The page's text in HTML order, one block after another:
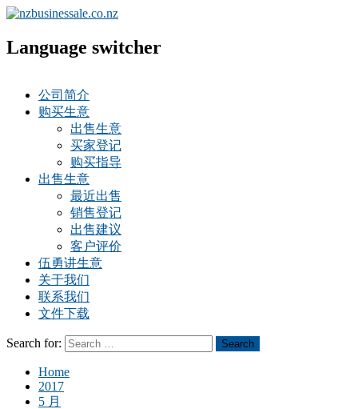
Language switcher
公司简介
购买生意
出售生意
买家登记
购买指导
出售生意
最近出售
销售登记
出售建议
客户评价
伍勇讲生意
关于我们
联系我们
文件下载
Search for: Search
Home
2017
5 月